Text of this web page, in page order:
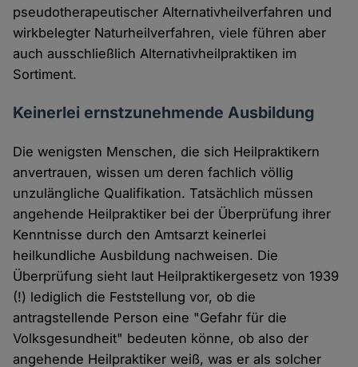
pseudotherapeutischer Alternativheilverfahren und
wirkbelegter Naturheilverfahren, viele führen aber
auch ausschließlich Alternativheilpraktiken im
Sortiment.
Keinerlei ernstzunehmende Ausbildung
Die wenigsten Menschen, die sich Heilpraktikern
anvertrauen, wissen um deren fachlich völlig
unzulängliche Qualifikation. Tatsächlich müssen
angehende Heilpraktiker bei der Überprüfung ihrer
Kenntnisse durch den Amtsarzt keinerlei
heilkundliche Ausbildung nachweisen. Die
Überprüfung sieht laut Heilpraktikergesetz von 1939
(!) lediglich die Feststellung vor, ob die
antragstellende Person eine "Gefahr für die
Volksgesundheit" bedeuten könne, ob also der
angehende Heilpraktiker weiß, was er als solcher